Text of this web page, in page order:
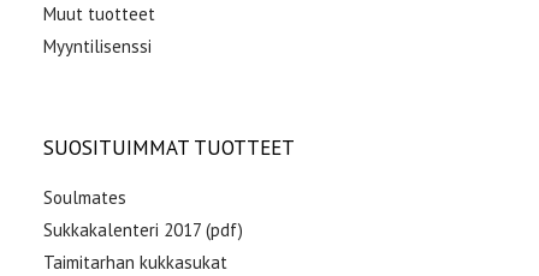
Muut tuotteet
Myyntilisenssi
SUOSITUIMMAT TUOTTEET
Soulmates
Sukkakalenteri 2017 (pdf)
Taimitarhan kukkasukat